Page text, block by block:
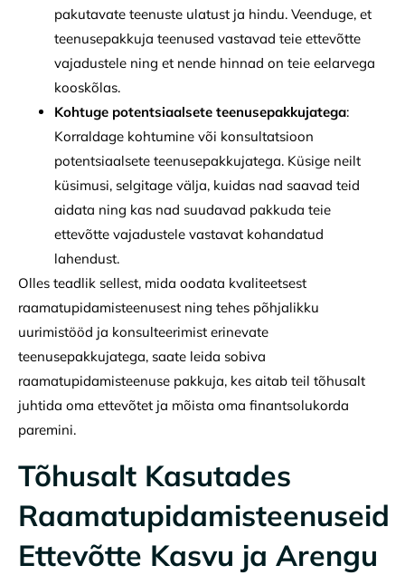
pakutavate teenuste ulatust ja hindu. Veenduge, et
teenusepakkuja teenused vastavad teie ettevõtte
vajadustele ning et nende hinnad on teie eelarvega
kooskõlas.
Kohtuge potentsiaalsete teenusepakkujatega:
Korraldage kohtumine või konsultatsioon
potentsiaalsete teenusepakkujatega. Küsige neilt
küsimusi, selgitage välja, kuidas nad saavad teid
aidata ning kas nad suudavad pakkuda teie
ettevõtte vajadustele vastavat kohandatud
lahendust.
Olles teadlik sellest, mida oodata kvaliteetsest
raamatupidamisteenusest ning tehes põhjalikku
uurimistööd ja konsulteerimist erinevate
teenusepakkujatega, saate leida sobiva
raamatupidamisteenuse pakkuja, kes aitab teil tõhusalt
juhtida oma ettevõtet ja mõista oma finantsolukorda
paremini.
Tõhusalt Kasutades
Raamatupidamisteenuseid
Ettevõtte Kasvu ja Arengu